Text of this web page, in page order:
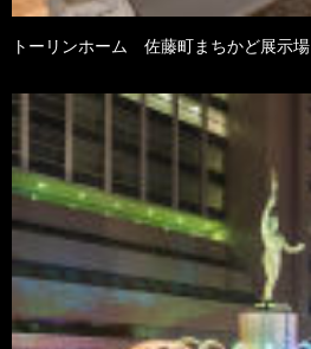
トーリンホーム 佐藤町まちかど展示場